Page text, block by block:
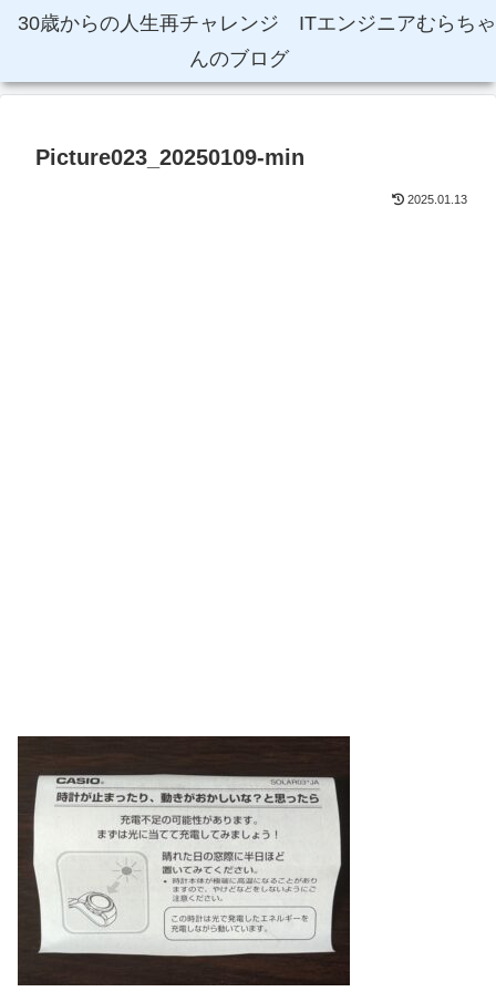
30歳からの人生再チャレンジ ITエンジニアむらちゃ
んのブログ
Picture023_20250109-min
2025.01.13